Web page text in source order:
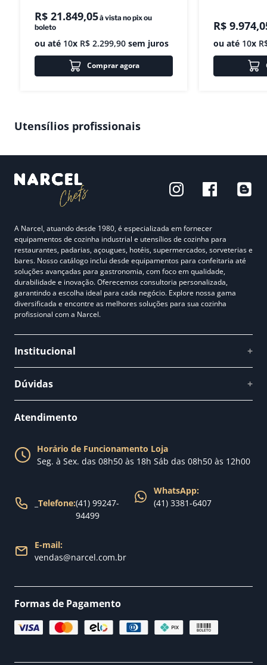
R$ 21.849,05à vista no pix ou
boleto
ou até 10x R$ 2.299,90 sem juros
Comprar agora
R$ 9.974,
ou até 10x
Utensílios profissionais
A Narcel, atuando desde 1980, é especializada em fornecer
equipamentos de cozinha industrial e utensílios de cozinha para
restaurantes, padarias, açougues, hotéis, supermercados, sorveterias e
bares. Nosso catálogo inclui desde equipamentos para confeitaria até
soluções avançadas para gastronomia, com foco em qualidade,
durabilidade e inovação. Oferecemos consultoria personalizada,
garantindo a escolha ideal para cada negócio. Explore nossa gama
diversificada e encontre as melhores soluções para sua cozinha
profissional com a Narcel.
Institucional +
Fale conosco
Nossa loja
Dúvidas +
Política de Trocas
Política de Entrega
Atendimento
Horário de Funcionamento Loja
Seg. à Sex. das 08h50 às 18h Sáb das 08h50 às 12h00
Telefone:(41) 99247-
94499
WhatsApp:
(41) 3381-6407
E-mail:
vendas@narcel.com.br
Formas de Pagamento